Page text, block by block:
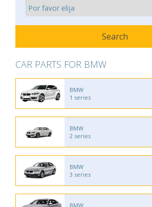
CAR PARTS FOR BMW
BMW
1 series
BMW
2 series
BMW
3 series
BMW